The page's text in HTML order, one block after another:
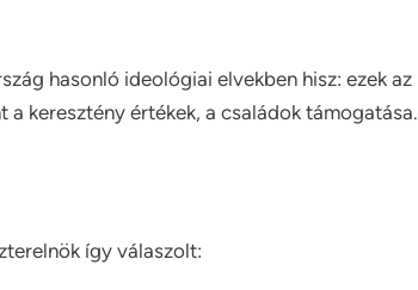
hasonló ideológiai elvekben hisz: ezek az
keresztény értékek, a családok támogatása.
így válaszolt: